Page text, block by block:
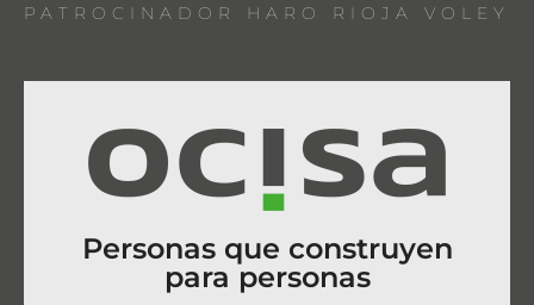
PATROCINADOR HARO RIOJA VOLEY
Personas que construyen
para personas